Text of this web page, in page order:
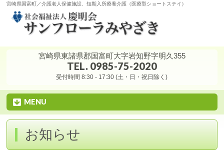
宮崎県国富町／介護老人保健施設、短期入所療養介護（医療型ショートステイ）
宮崎県東諸県郡国富町大字岩知野字明久355
TEL. 0985-75-2020
受付時間 8:30 - 17:30 (土・日・祝日除く)
MENU
お知らせ